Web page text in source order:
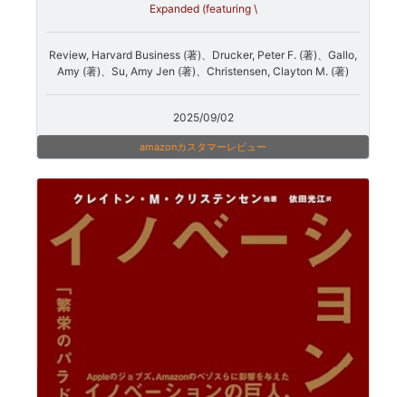
Expanded (featuring \
Review, Harvard Business (著)、Drucker, Peter F. (著)、Gallo,
Amy (著)、Su, Amy Jen (著)、Christensen, Clayton M. (著)
2025/09/02
amazonカスタマーレビュー